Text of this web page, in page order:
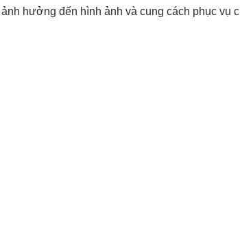
hưởng đến hình ảnh và cung cách phục vụ